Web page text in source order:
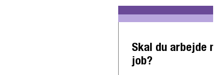
Skal du arbejde
job?